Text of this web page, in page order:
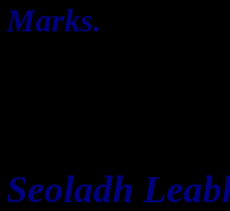
Marks.
Seoladh